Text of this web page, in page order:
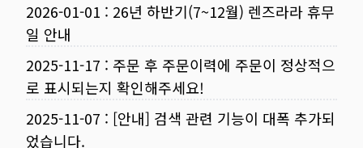
2026-01-01 : 26년 하반기(7~12월) 렌즈라라 휴무
일 안내
2025-11-17 : 주문 후 주문이력에 주문이 정상적으
로 표시되는지 확인해주세요!
2025-11-07 : [안내] 검색 관련 기능이 대폭 추가되
었습니다.